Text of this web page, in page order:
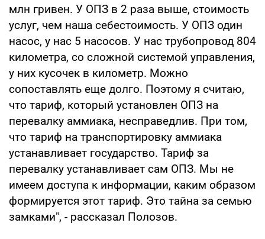
млн гривен. У ОПЗ в 2 раза выше, стоимость
услуг, чем наша себестоимость. У ОПЗ один
насос, у нас 5 насосов. У нас трубопровод 804
километра, со сложной системой управления,
у них кусочек в километр. Можно
сопоставлять еще долго. Поэтому я считаю,
что тариф, который установлен ОПЗ на
перевалку аммиака, несправедлив. При том,
что тариф на транспортировку аммиака
устанавливает государство. Тариф за
перевалку устанавливает сам ОПЗ. Мы не
имеем доступа к информации, каким образом
формируется этот тариф. Это тайна за семью
замками", - рассказал Полозов.